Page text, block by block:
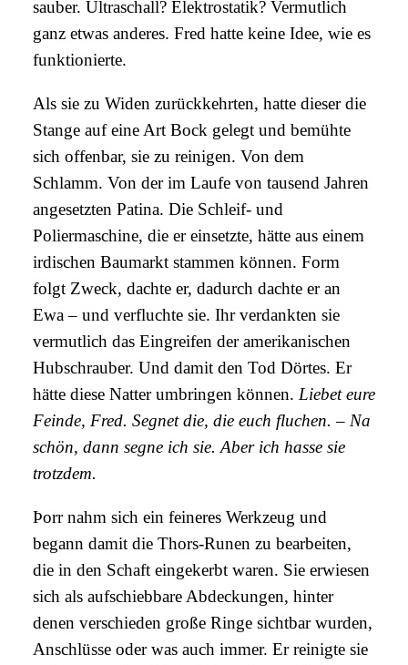
sauber. Ultraschall? Elektrostatik? Vermutlich
ganz etwas anderes. Fred hatte keine Idee, wie es
funktionierte.
Als sie zu Widen zurückkehrten, hatte dieser die
Stange auf eine Art Bock gelegt und bemühte
sich offenbar, sie zu reinigen. Von dem
Schlamm. Von der im Laufe von tausend Jahren
angesetzten Patina. Die Schleif- und
Poliermaschine, die er einsetzte, hätte aus einem
irdischen Baumarkt stammen können. Form
folgt Zweck, dachte er, dadurch dachte er an
Ewa – und verfluchte sie. Ihr verdankten sie
vermutlich das Eingreifen der amerikanischen
Hubschrauber. Und damit den Tod Dörtes. Er
hätte diese Natter umbringen können. Liebet eure
Feinde, Fred. Segnet die, die euch fluchen. – Na
schön, dann segne ich sie. Aber ich hasse sie
trotzdem.
Þorr nahm sich ein feineres Werkzeug und
begann damit die Thors-Runen zu bearbeiten,
die in den Schaft eingekerbt waren. Sie erwiesen
sich als aufschiebbare Abdeckungen, hinter
denen verschieden große Ringe sichtbar wurden,
Anschlüsse oder was auch immer. Er reinigte sie